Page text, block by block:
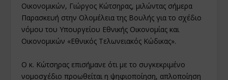
Οικονομικών, Γιώργος Κώτσηρας, μιλώντας σήμερα
Παρασκευή στην Ολομέλεια της Βουλής για το σχέδιο
νόμου του Υπουργείου Εθνικής Οικονομίας και
Οικονομικών «Εθνικός Τελωνειακός Κώδικας».
Ο κ. Κώτσηρας επισήμανε ότι με το συγκεκριμένο
νομοσχέδιο προωθείται η ψηφιοποίηση, απλοποίηση